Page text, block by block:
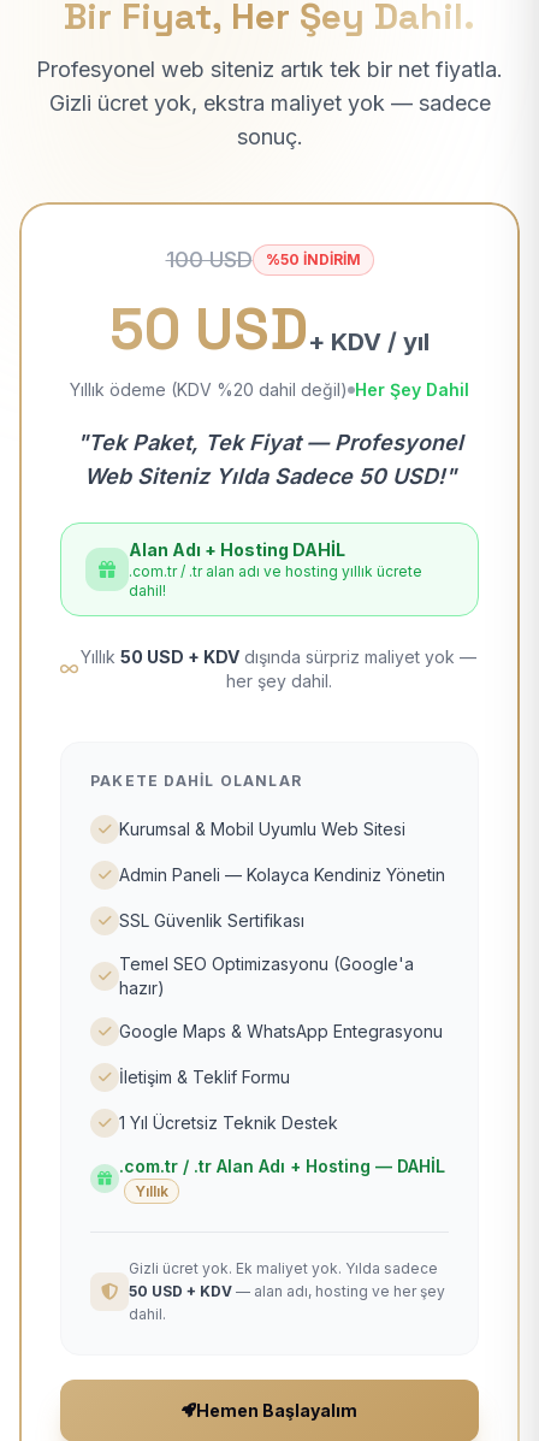
Bir Fiyat, Her Şey Dahil.
Profesyonel web siteniz artık tek bir net fiyatla.
Gizli ücret yok, ekstra maliyet yok — sadece
sonuç.
100 USD %50 İNDİRİM
50 USD+ KDV / yıl
Yıllık ödeme (KDV %20 dahil değil) Her Şey Dahil
"Tek Paket, Tek Fiyat — Profesyonel
Web Siteniz Yılda Sadece 50 USD!"
Alan Adı + Hosting DAHİL
.com.tr / .tr alan adı ve hosting yıllık ücrete
dahil!
Yıllık 50 USD + KDV dışında sürpriz maliyet yok —
her şey dahil.
PAKETE DAHIL OLANLAR
Kurumsal & Mobil Uyumlu Web Sitesi
Admin Paneli — Kolayca Kendiniz Yönetin
SSL Güvenlik Sertifikası
Temel SEO Optimizasyonu (Google'a
hazır)
Google Maps & WhatsApp Entegrasyonu
İletişim & Teklif Formu
1 Yıl Ücretsiz Teknik Destek
.com.tr / .tr Alan Adı + Hosting — DAHİL
Yıllık
Gizli ücret yok. Ek maliyet yok. Yılda sadece
50 USD + KDV — alan adı, hosting ve her şey
dahil.
Hemen Başlayalım